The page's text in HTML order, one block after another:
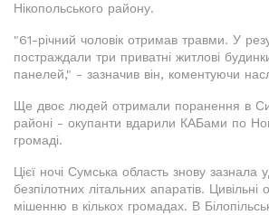
Нікопольського району.
"61-річний чоловік отримав травми. У
постраждали три приватні житлові
панелей," - зазначив він, коментуючи
Ще двоє людей отримали поранення в
районі - окупанти вдарили КАБами по
громаді.
Цієї ночі Сумська область знову зазнала
безпілотних літальних апаратів. Цивільні
мішенню в кількох громадах. В